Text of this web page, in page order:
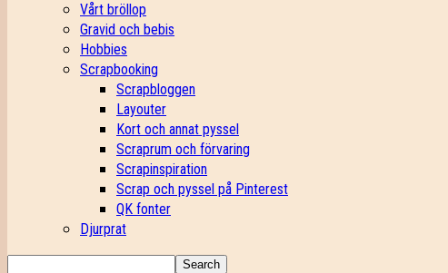
Vårt bröllop
Gravid och bebis
Hobbies
Scrapbooking
Scrapbloggen
Layouter
Kort och annat pyssel
Scraprum och förvaring
Scrapinspiration
Scrap och pyssel på Pinterest
QK fonter
Djurprat